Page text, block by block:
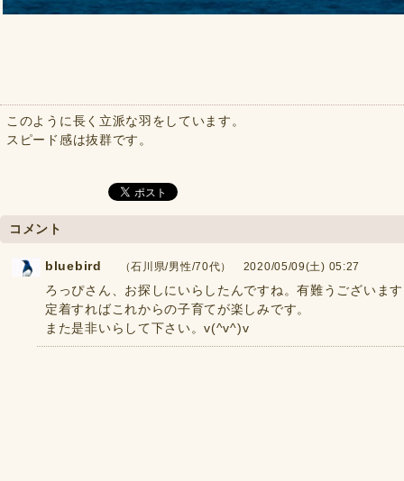
このように長く立派な羽をしています。
スピード感は抜群です。
コメント
bluebird （石川県/男性/70代） 2020/05/09(土) 05:27
ろっぴさん、お探しにいらしたんですね。有難うございま
定着すればこれからの子育てが楽しみです。
また是非いらして下さい。v(^v^)v